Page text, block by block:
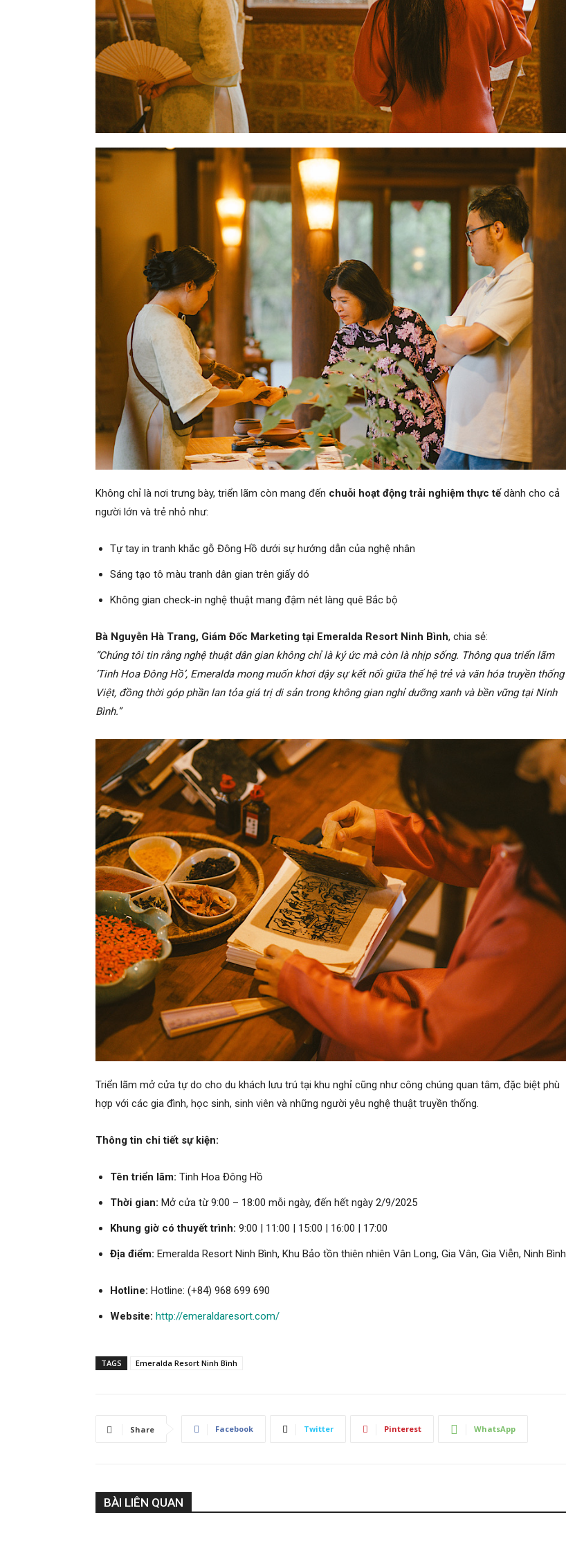
Không chỉ là nơi trưng bày, triển lãm còn mang đến chuỗi hoạt động trải nghiệm thực tếdành cho cả
người lớn và trẻ nhỏ như:
Tự tay in tranh khắc gỗ Đông Hồ dưới sự hướng dẫn của nghệ nhân
Sáng tạo tô màu tranh dân gian trên giấy dó
Không gian check-in nghệ thuật mang đậm nét làng quê Bắc bộ
Bà Nguyễn Hà Trang, Giám Đốc Marketing tại Emeralda Resort Ninh Bình, chia sẻ:
“Chúng tôi tin rằng nghệ thuật dân gian không chỉ là ký ức mà còn là nhịp sống. Thông qua triển lãm
‘Tinh Hoa Đông Hồ’, Emeralda mong muốn khơi dậy sự kết nối giữa thế hệ trẻ và văn hóa truyền thống
Việt, đồng thời góp phần lan tỏa giá trị di sản trong không gian nghỉ dưỡng xanh và bền vững tại Ninh
Bình.”
Triển lãm mở cửa tự do cho du khách lưu trú tại khu nghỉ cũng như công chúng quan tâm, đặc biệt phù
hợp với các gia đình, học sinh, sinh viên và những người yêu nghệ thuật truyền thống.
Thông tin chi tiết sự kiện:
Tên triển lãm: Tinh Hoa Đông Hồ
Thời gian: Mở cửa từ 9:00 – 18:00 mỗi ngày, đến hết ngày 2/9/2025
Khung giờ có thuyết trình: 9:00 | 11:00 | 15:00 | 16:00 | 17:00
Địa điểm: Emeralda Resort Ninh Bình, Khu Bảo tồn thiên nhiên Vân Long, Gia Vân, Gia Viễn, Ninh Bình
Hotline: Hotline: (+84) 968 699 690
Website: http://emeraldaresort.com/
TAGS Emeralda Resort Ninh Bình
Share Facebook Twitter Pinterest WhatsApp
BÀI LIÊN QUAN